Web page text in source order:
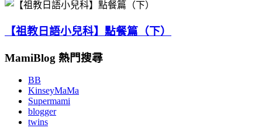
【祖教日語小兒科】點餐篇（下）
MamiBlog 熱門搜尋
BB
KinseyMaMa
Supermami
blogger
twins